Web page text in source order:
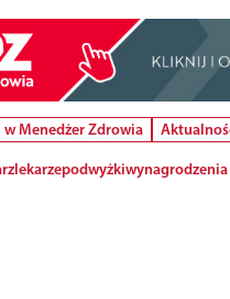
Menedżer Zdrowia
lekarzepodwyżkiwynagrodzenia